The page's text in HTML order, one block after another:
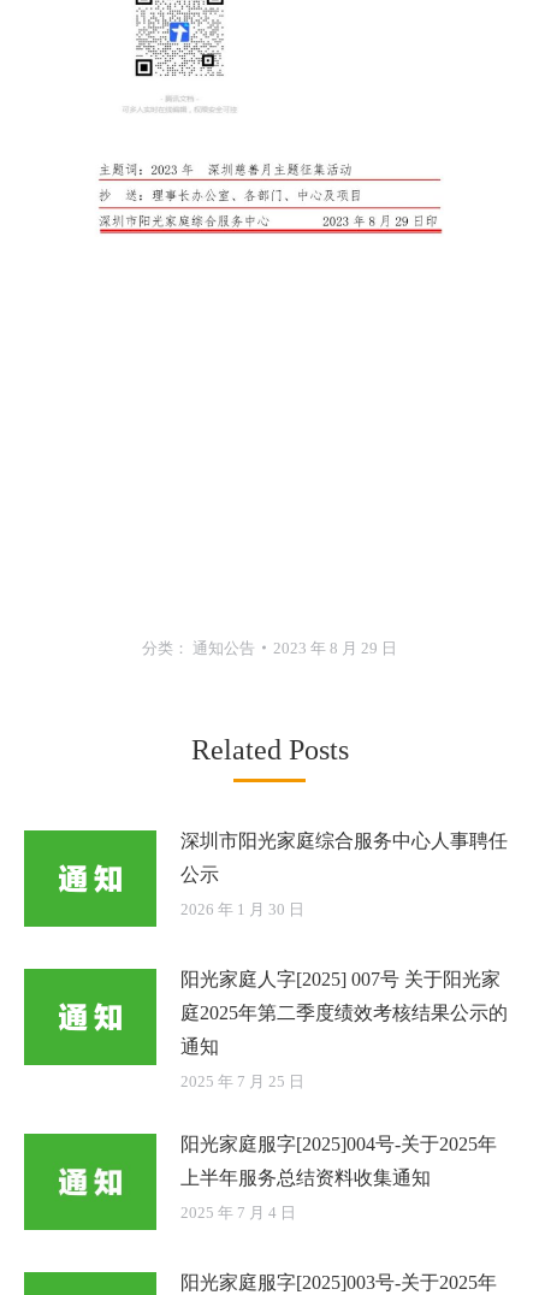
分类： 通知公告 2023 年 8 月 29 日
Related Posts
深圳市阳光家庭综合服务中心人事聘任
公示
2026 年 1 月 30 日
阳光家庭人字[2025] 007号 关于阳光家
庭2025年第二季度绩效考核结果公示的
通知
2025 年 7 月 25 日
阳光家庭服字[2025]004号-关于2025年
上半年服务总结资料收集通知
2025 年 7 月 4 日
阳光家庭服字[2025]003号-关于2025年